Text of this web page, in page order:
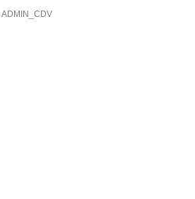
ADMIN_CDV